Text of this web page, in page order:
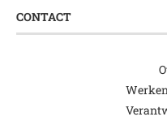
CONTACT